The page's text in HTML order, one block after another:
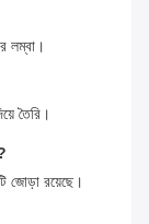
লম্বা।
তৈরি।
জোড়া রয়েছে।